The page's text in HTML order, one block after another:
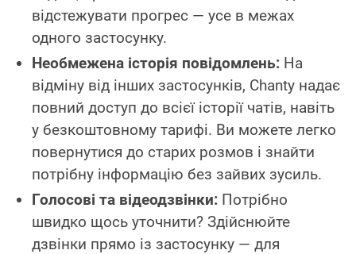
відстежувати прогрес — усе в межах
одного застосунку.
Необмежена історія повідомлень: На
відміну від інших застосунків, Chanty надає
повний доступ до всієї історії чатів, навіть
у безкоштовному тарифі. Ви можете легко
повернутися до старих розмов і знайти
потрібну інформацію без зайвих зусиль.
Голосові та відеодзвінки: Потрібно
швидко щось уточнити? Здійснюйте
дзвінки прямо із застосунку — для